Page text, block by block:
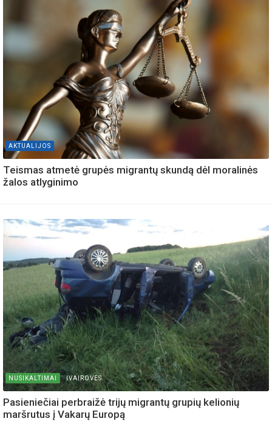
AKTUALIJOS
Teismas atmetė grupės migrantų skundą dėl moralinės
žalos atlyginimo
NUSIKALTIMAI IVAIROVES
Pasieniečiai perbraižė trijų migrantų grupių kelionių
maršrutus į Vakarų Europą